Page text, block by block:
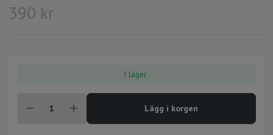
390 kr
I lager
Lägg i korgen